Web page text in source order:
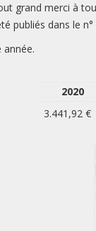
grand merci à
publiés dans le n°
2020
3.441,92 €